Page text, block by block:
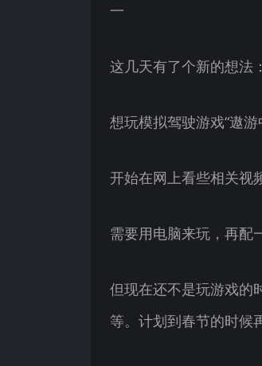
一
这几天有了个新的想法：
想玩模拟驾驶游戏“遨游
开始在网上看些相关视
需要用电脑来玩，再配
但现在还不是玩游戏的
等。计划到春节的时候